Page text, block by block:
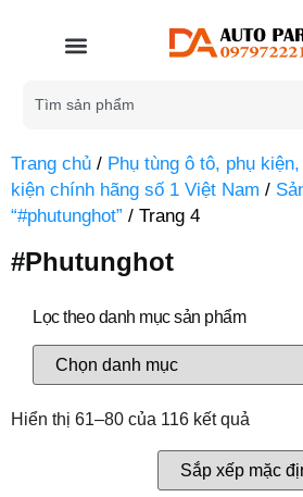
Trang chủ / Phụ tùng ô tô, phụ
kiện chính hãng số 1 Việt Nam /
“#phutunghot” / Trang 4
#phutunghot
Lọc theo danh mục sản phẩm
Hiển thị 61–80 của 116 kết quả